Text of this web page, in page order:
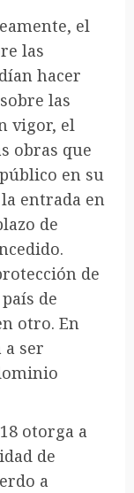
el
las
hacer
las
vigor, el
obras que
en su
entrada en
de
de
de
otro. En
ser
otorga a
de
a